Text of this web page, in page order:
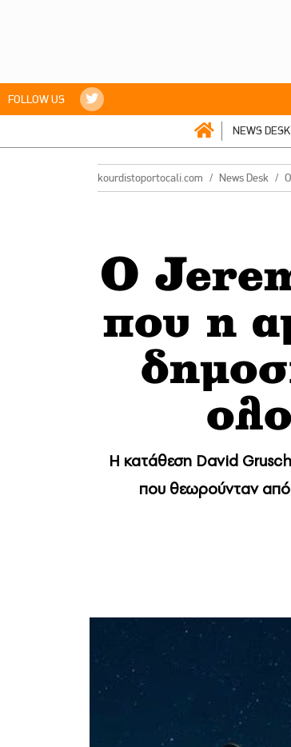
FOLLOW US
NEWS DESK
kourdistoportocali.com News Desk
Ο
που η
Η κατάθεση David
που θεωρούνταν από